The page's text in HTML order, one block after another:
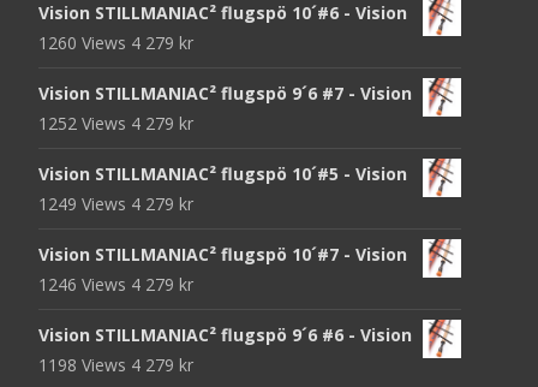
Vision STILLMANIAC² flugspö 10´#6 - Vision
1260 Views 4 279 kr
Vision STILLMANIAC² flugspö 9´6 #7 - Vision
1252 Views 4 279 kr
Vision STILLMANIAC² flugspö 10´#5 - Vision
1249 Views 4 279 kr
Vision STILLMANIAC² flugspö 10´#7 - Vision
1246 Views 4 279 kr
Vision STILLMANIAC² flugspö 9´6 #6 - Vision
1198 Views 4 279 kr